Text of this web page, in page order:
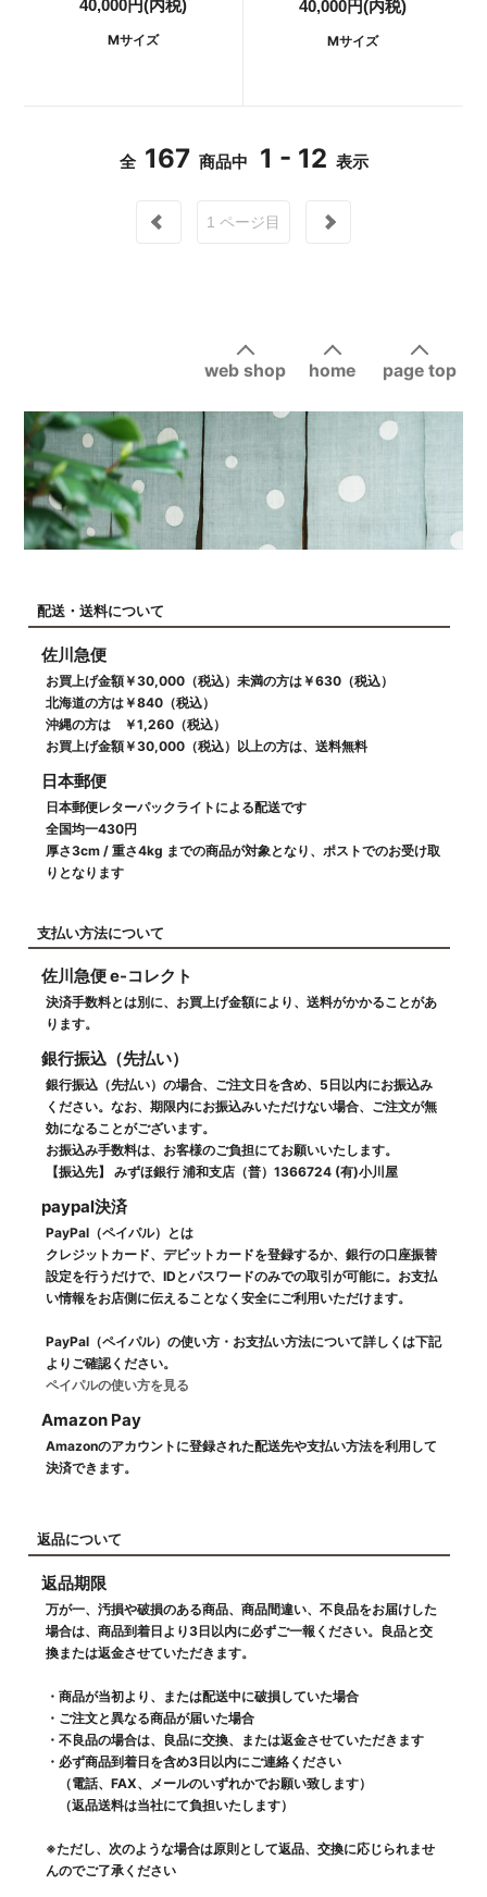
40,000円(内税)
Mサイズ
40,000円(内税)
Mサイズ
全 167 商品中 1 - 12 表示
1 ページ目
page top
home
web shop
配送・送料について
佐川急便
お買上げ金額￥30,000（税込）未満の方は￥630（税込）
北海道の方は￥840（税込）
沖縄の方は ￥1,260（税込）
お買上げ金額￥30,000（税込）以上の方は、送料無料
日本郵便
日本郵便レターパックライトによる配送です
全国均一430円
厚さ3cm / 重さ4kg までの商品が対象となり、ポストでのお受け取
りとなります
支払い方法について
佐川急便 e-コレクト
決済手数料とは別に、お買上げ金額により、送料がかかることがあ
ります。
銀行振込（先払い）
銀行振込（先払い）の場合、ご注文日を含め、5日以内にお振込み
ください。なお、期限内にお振込みいただけない場合、ご注文が無
効になることがございます。
お振込み手数料は、お客様のご負担にてお願いいたします。
【振込先】 みずほ銀行 浦和支店（普）1366724 (有)小川屋
paypal決済
PayPal（ペイパル）とは
クレジットカード、デビットカードを登録するか、銀行の口座振替
設定を行うだけで、IDとパスワードのみでの取引が可能に。お支払
い情報をお店側に伝えることなく安全にご利用いただけます。
PayPal（ペイパル）の使い方・お支払い方法について詳しくは下記
よりご確認ください。
ペイパルの使い方を見る
Amazon Pay
Amazonのアカウントに登録された配送先や支払い方法を利用して
決済できます。
返品について
返品期限
万が一、汚損や破損のある商品、商品間違い、不良品をお届けした
場合は、商品到着日より3日以内に必ずご一報ください。良品と交
換または返金させていただきます。
・商品が当初より、または配送中に破損していた場合
・ご注文と異なる商品が届いた場合
・不良品の場合は、良品に交換、または返金させていただきます
・必ず商品到着日を含め3日以内にご連絡ください
（電話、FAX、メールのいずれかでお願い致します）
（返品送料は当社にて負担いたします）
※ただし、次のような場合は原則として返品、交換に応じられませ
んのでご了承ください